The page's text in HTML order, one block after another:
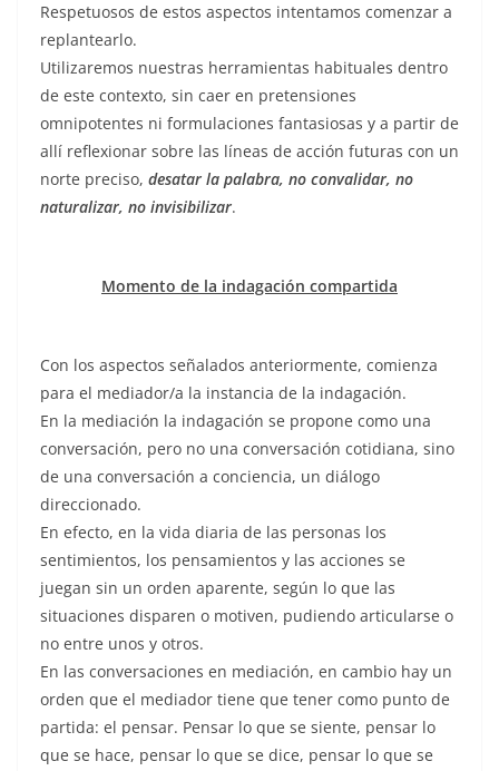
Respetuosos de estos aspectos intentamos comenzar a
replantearlo.
Utilizaremos nuestras herramientas habituales dentro
de este contexto, sin caer en pretensiones
omnipotentes ni formulaciones fantasiosas y a partir de
allí reflexionar sobre las líneas de acción futuras con un
norte preciso, desatar la palabra, no convalidar, no
naturalizar, no invisibilizar.
Momento de la indagación compartida
Con los aspectos señalados anteriormente, comienza
para el mediador/a la instancia de la indagación.
En la mediación la indagación se propone como una
conversación, pero no una conversación cotidiana, sino
de una conversación a conciencia, un diálogo
direccionado.
En efecto, en la vida diaria de las personas los
sentimientos, los pensamientos y las acciones se
juegan sin un orden aparente, según lo que las
situaciones disparen o motiven, pudiendo articularse o
no entre unos y otros.
En las conversaciones en mediación, en cambio hay un
orden que el mediador tiene que tener como punto de
partida: el pensar. Pensar lo que se siente, pensar lo
que se hace, pensar lo que se dice, pensar lo que se